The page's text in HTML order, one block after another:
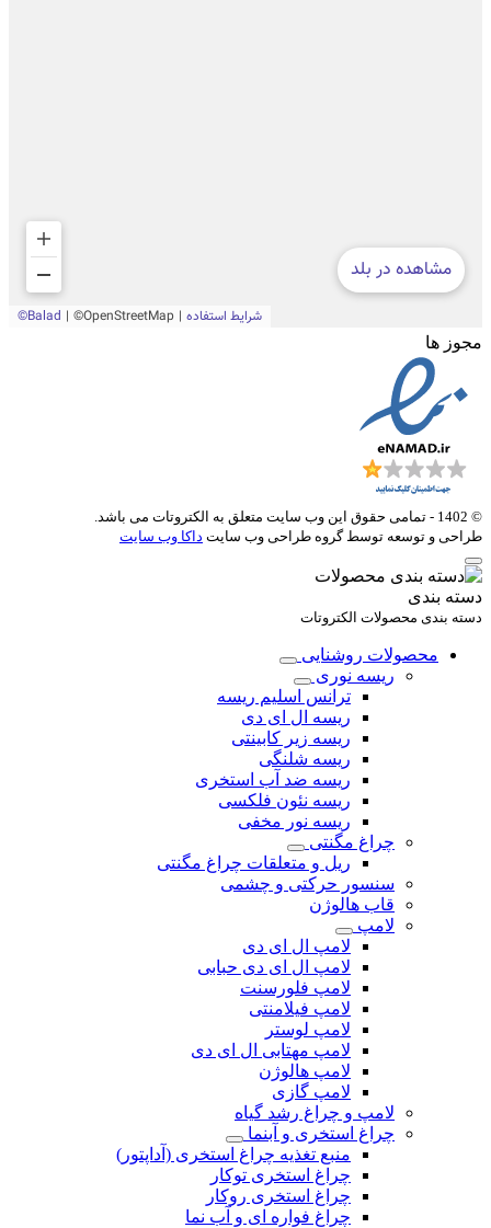
مجوز ها
© 1402 - تمامی حقوق این وب سایت متعلق به الکتروتات می باشد.
طراحی و توسعه توسط گروه طراحی وب سایت داکا وب سایت
دسته بندی
دسته بندی محصولات الکتروتات
محصولات روشنایی
ریسه نوری
ترانس اسلیم ریسه
ریسه ال ای دی
ریسه زیر کابینتی
ریسه شلنگی
ریسه ضد آب استخری
ریسه نئون فلکسی
ریسه نور مخفی
چراغ مگنتی
ریل و متعلقات چراغ مگنتی
سنسور حرکتی و چشمی
قاب هالوژن
لامپ
لامپ ال ای دی
لامپ ال ای دی حبابی
لامپ فلورسنت
لامپ فیلامنتی
لامپ لوستر
لامپ مهتابی ال ای دی
لامپ هالوژن
لامپ گازی
لامپ و چراغ رشد گیاه
چراغ استخری و آبنما
منبع تغذیه چراغ استخری (آداپتور)
چراغ استخری توکار
چراغ استخری روکار
چراغ فواره ای و آب نما